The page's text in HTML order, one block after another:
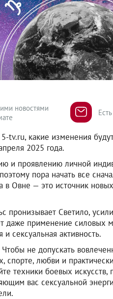
новостями
tv.ru, какие изменения
2025 года.
и проявлению личной
пора начать все
в Овне — это источник
пронизывает Светило,
даже применение силовых
сексуальная активность.
не допускать
спорте, любви и
техники боевых искусств,
вас сексуальной